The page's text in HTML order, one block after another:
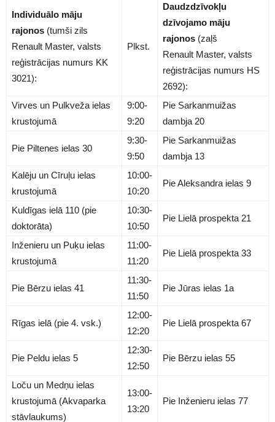
Individuālo māju
rajonos (tumši zils
Renault Master, valsts
reģistrācijas numurs KK
3021):
Plkst.
Daudzdzīvokļu
dzīvojamo māju
rajonos (zaļš
Renault Master, valsts
reģistrācijas numurs HS
2692):
Virves un Pulkveža ielas
krustojumā
9:00-
9:20
Pie Sarkanmuižas
dambja 20
Pie Piltenes ielas 30
9:30-
9:50
Pie Sarkanmuižas
dambja 13
Kalēju un Cīruļu ielas
krustojumā
10:00-
10:20
Pie Aleksandra ielas 9
Kuldīgas ielā 110 (pie
doktorāta)
10:30-
10:50
Pie Lielā prospekta 21
Inženieru un Puķu ielas
krustojumā
11:00-
11:20
Pie Lielā prospekta 33
Pie Bērzu ielas 41
11:30-
11:50
Pie Jūras ielas 1a
Rīgas ielā (pie 4. vsk.)
12:00-
12:20
Pie Lielā prospekta 67
Pie Peldu ielas 5
12:30-
12:50
Pie Bērzu ielas 55
Loču un Medņu ielas
krustojumā (Akvaparka
stāvlaukums)
13:00-
13:20
Pie Inženieru ielas 77